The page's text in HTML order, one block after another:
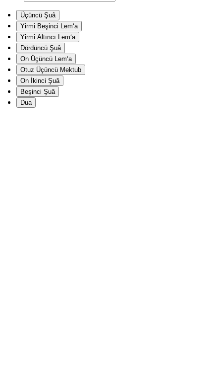
Üçüncü Şuâ
Yirmi Beşinci Lem‘a
Yirmi Altıncı Lem‘a
Dördüncü Şuâ
On Üçüncü Lem‘a
Otuz Üçüncü Mektub
On İkinci Şuâ
Beşinci Şuâ
Dua